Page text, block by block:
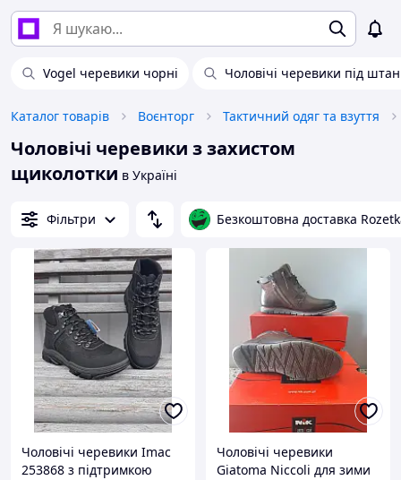
Vogel черевики чорні Чоловічі черевики під
Каталог товарів Воєнторг Тактичний одяг та взуття
Чоловічі черевики з захистом
щиколотки в Україні
Фільтри Безкоштовна доставка
Чоловічі черевики Imac
253868 з підтримкою
Чоловічі черевики
Giatoma Niccoli для зими